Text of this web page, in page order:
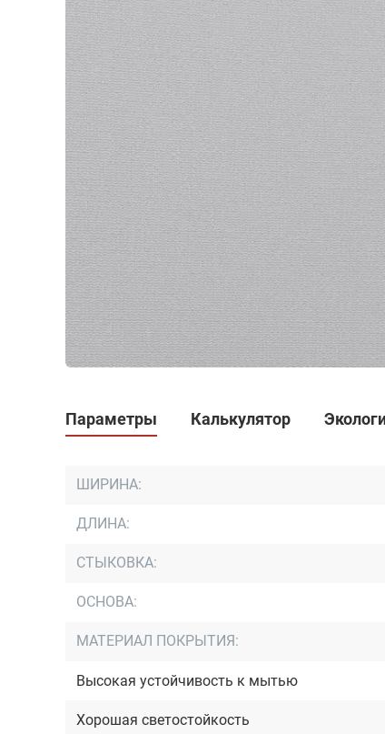
Параметры Калькулятор
ШИРИНА:
ДЛИНА:
СТЫКОВКА:
ОСНОВА:
МАТЕРИАЛ ПОКРЫТИЯ:
Высокая устойчивость к мытью
Хорошая светостойкость